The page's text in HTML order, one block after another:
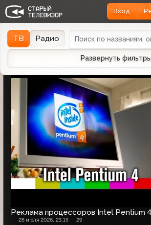
Вход
ТВ Радио
Развернуть фильтры
Найдено 1166 записей Дата
Реклама процессоров Intel Pentium
26 июля 2026, 23:15 29